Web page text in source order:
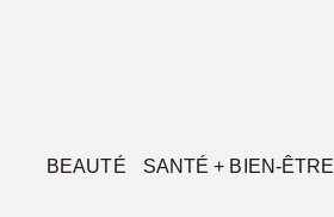
BEAUTÉ SANTÉ + BIEN-ÊTRE